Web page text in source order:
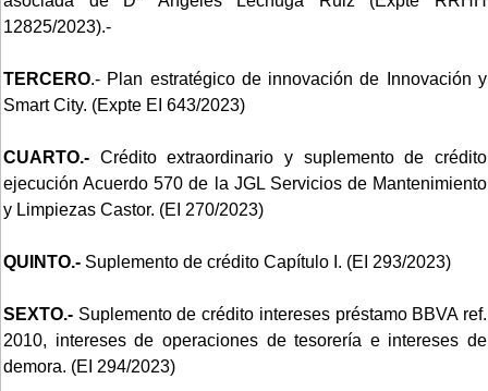
12825/2023).-
TERCERO.- Plan estratégico de innovación de Innovación y
Smart City. (Expte EI 643/2023)
CUARTO.- Crédito extraordinario y suplemento de crédito
ejecución Acuerdo 570 de la JGL Servicios de Mantenimiento
y Limpiezas Castor. (EI 270/2023)
QUINTO.- Suplemento de crédito Capítulo I. (EI 293/2023)
SEXTO.- Suplemento de crédito intereses préstamo BBVA ref.
2010, intereses de operaciones de tesorería e intereses de
demora. (EI 294/2023)